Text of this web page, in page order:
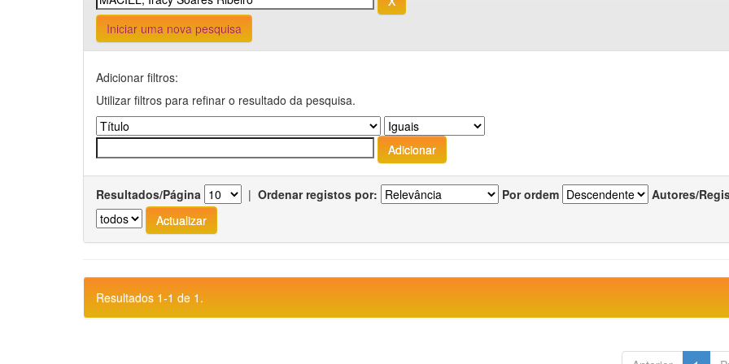
Iniciar uma nova pesquisa
Adicionar filtros:
Utilizar filtros para refinar o resultado da pesquisa.
Resultados/Página | Ordenar registos por: Por ordem Autores/
Resultados 1-1 de 1.